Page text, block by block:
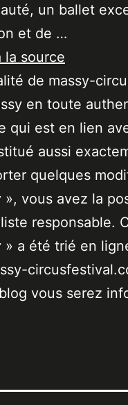
un ballet
et de …
la source
de massy-
en toute
qui est en lien
aussi
quelques
», vous avez la
responsable.
» a été trié en
vous serez